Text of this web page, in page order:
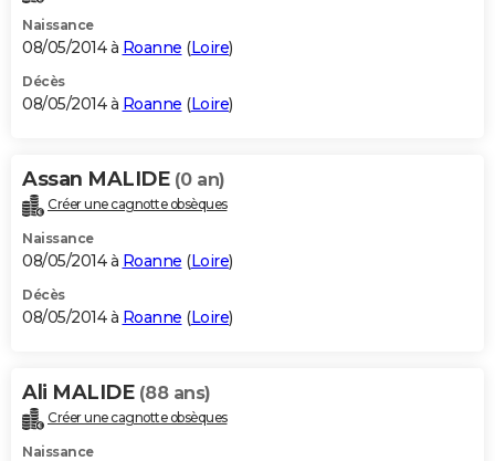
Naissance
08/05/2014 à Roanne (Loire)
Décès
08/05/2014 à Roanne (Loire)
Assan MALIDE (0 an)
Créer une cagnotte obsèques
Naissance
08/05/2014 à Roanne (Loire)
Décès
08/05/2014 à Roanne (Loire)
Ali MALIDE (88 ans)
Créer une cagnotte obsèques
Naissance